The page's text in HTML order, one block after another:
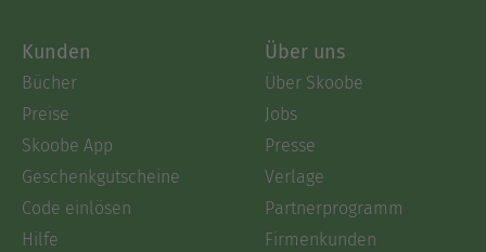
Kunden
Bücher
Preise
Skoobe App
Geschenkgutscheine
Code einlösen
Hilfe
Über uns
Über Skoobe
Jobs
Presse
Verlage
Partnerprogramm
Firmenkunden